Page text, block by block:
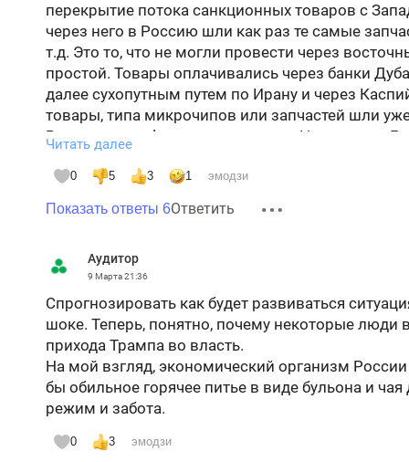
перекрытие потока санкционных товаров с
через него в Россию шли как раз те самые
т.д. Это то, что не могли провести через
простой. Товары оплачивались через банки
далее сухопутным путем по Ирану и через
товары, типа микрочипов или запчастей шли
России через фирм-посредников. Не зря же в
И еще. Из-за роста цен на нефть вся мировая
63,2%, ГЭС – 14,1%, АЭС – 4,5%, ВЭС – 9,8%, СЭС
производстве первичной энергии составила –
поднимется даже в два или в три раза, то это
поднимет цены на свои товары в соответствии
примерно процентов так на 15-30%. Россия
таким же ценам. И в принципе вся мировая
если все это будет надолго. В свое время цена
баррель. И цены на многие товары были тоже
повышения цены на нефть. По-простому, меньше
поездах. А значит меньше выбросов в
Читать далее
0 5 3 1 эмодзи
Показать ответы 6Ответить
Аудитор
9 Марта21:36
Спрогнозировать как будет развиваться
шоке. Теперь, понятно, почему некоторые люди
прихода Трампа во власть.
На мой взгляд, экономический организм
бы обильное горячее питье в виде бульона и
режим и забота.
0 3 эмодзи